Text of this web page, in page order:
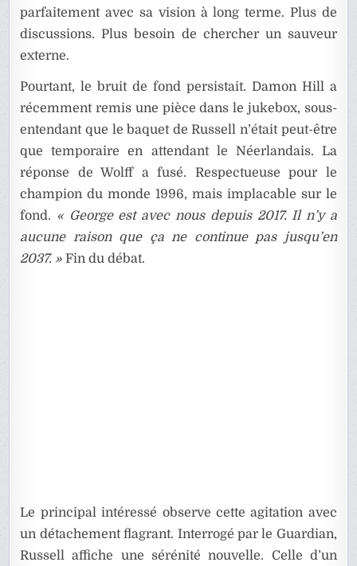
parfaitement avec sa vision à long terme. Plus de
discussions. Plus besoin de chercher un sauveur
externe.
Pourtant, le bruit de fond persistait. Damon Hill a
récemment remis une pièce dans le jukebox, sous-
entendant que le baquet de Russell n’était peut-être
que temporaire en attendant le Néerlandais. La
réponse de Wolff a fusé. Respectueuse pour le
champion du monde 1996, mais implacable sur le
fond. « George est avec nous depuis 2017. Il n’y a
aucune raison que ça ne continue pas jusqu’en
2037. » Fin du débat.
Le principal intéressé observe cette agitation avec
un détachement flagrant. Interrogé par le Guardian,
Russell affiche une sérénité nouvelle. Celle d’un